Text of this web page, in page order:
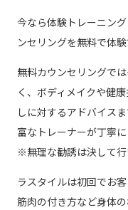
今なら体験トレーニン
ンセリングを無料で体験
無料カウンセリングで
く、ボディメイクや健
しに対するアドバイス
富なトレーナーが丁寧に
※無理な勧誘は決して行
ラスタイルは初回でお
筋肉の付き方など身体